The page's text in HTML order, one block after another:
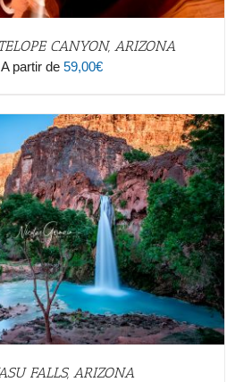
CANYON, ARIZONA
A partir de 59,00€
FALLS, ARIZONA